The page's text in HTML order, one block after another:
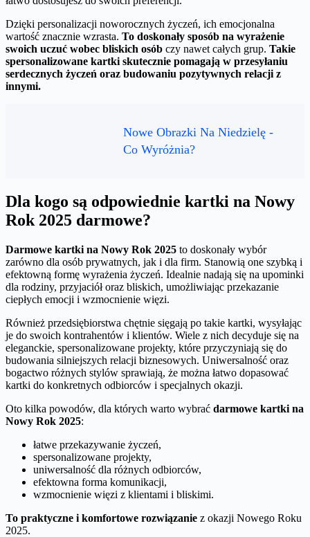
Dzięki personalizacji noworocznych życzeń, ich emocjonalna
wartość znacznie wzrasta. To doskonały sposób na wyrażenie
swoich uczuć wobec bliskich osób czy nawet całych grup. Takie
spersonalizowane kartki skutecznie pomagają w przesyłaniu
serdecznych życzeń oraz budowaniu pozytywnych relacji z
innymi.
Nowe Obrazki Na Niedzielę -
Co Wyróżnia?
Dla kogo są odpowiednie kartki na Nowy
Rok 2025 darmowe?
Darmowe kartki na Nowy Rok 2025 to doskonały wybór
zarówno dla osób prywatnych, jak i dla firm. Stanowią one szybką i
efektowną formę wyrażenia życzeń. Idealnie nadają się na upominki
dla rodziny, przyjaciół oraz bliskich, umożliwiając przekazanie
ciepłych emocji i wzmocnienie więzi.
Również przedsiębiorstwa chętnie sięgają po takie kartki, wysyłając
je do swoich kontrahentów i klientów. Wiele z nich decyduje się na
eleganckie, spersonalizowane projekty, które przyczyniają się do
budowania silniejszych relacji biznesowych. Uniwersalność oraz
bogactwo różnych stylów sprawiają, że można łatwo dopasować
kartki do konkretnych odbiorców i specjalnych okazji.
Oto kilka powodów, dla których warto wybrać darmowe kartki na
Nowy Rok 2025:
łatwe przekazywanie życzeń,
spersonalizowane projekty,
uniwersalność dla różnych odbiorców,
efektowna forma komunikacji,
wzmocnienie więzi z klientami i bliskimi.
To praktyczne i komfortowe rozwiązanie z okazji Nowego Roku
2025.